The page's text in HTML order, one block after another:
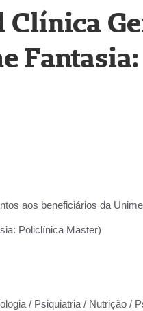
Clínica
aos beneficiários da
Policlínica Master)
/ Psiquiatria / Nutrição /